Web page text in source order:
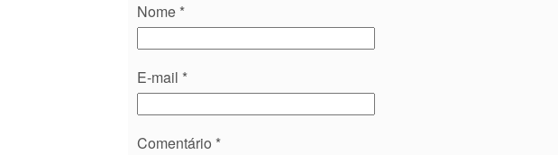
Nome *
E-mail *
Comentário *